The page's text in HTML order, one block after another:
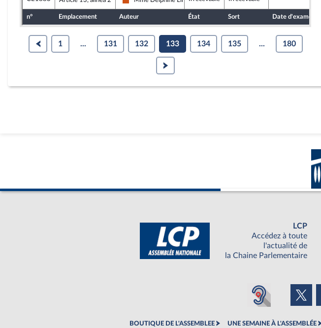
Démocrate (MoDem et Indépendants)
n° Emplacement Auteur État Sort Date d'examen
1 ... 131 132 133 134 135 ... 180
LCP
Accédez à toute
l'actualité de
la Chaine Parlementaire
BOUTIQUE DE L'ASSEMBLEE UNE SEMAINE À L'ASSEMBLÉE